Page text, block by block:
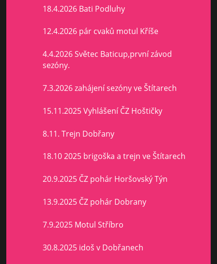
18.4.2026 Bati Podluhy
12.4.2026 pár cvaků motul Kříše
4.4.2026 Světec Baticup,první závod
sezóny.
7.3.2026 zahájení sezóny ve Štítarech
15.11.2025 Vyhlášení ČZ Hoštičky
8.11. Trejn Dobřany
18.10 2025 brigoška a trejn ve Štítarech
20.9.2025 ČZ pohár Horšovský Týn
13.9.2025 ČZ pohár Dobrany
7.9.2025 Motul Stříbro
30.8.2025 idoš v Dobřanech